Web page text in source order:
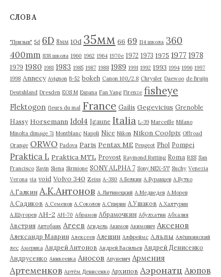
в
СЛОВА
"Призыв" 5d 6D 8мм 10d 35мм 66 69 114 школа 360
400mm 838 школа 1960 1962 1964 1970е 1972 1973 1975 1977 1978
1979 1980 1981 1983 1985 1987 1988 1989 1991 1992 1993 1994 1996 1997
1998 Annecy Avignon B-52 bokeh Canon 100/2.8 Chrysler Daewoo de Bruijn
Deutshland Dresden EOS M Espana Fan Yang Firenze fisheye
Flektogon fleurs du mal France Gailis Gegevicius Grenoble
Hassy Horsemann Idol4 Igaune Italia L-39 Marceille Milano
Minolta dimage 7i Montblanc Napoli Nice Nikon Nikon Coolpix Offroad
Orange ORWO Padova Paris Pentax ME Peugeot Phol Pompei
Praktica L Praktica MTL Provost Raymond Rutting Roma RSS San
Francisco Savin Siena Sirmione SONY ALPHA 7 Sony NEX-5T Suchy Venezia
Verona via void Volvo 340 Zeiss А-380 А.Белкин А.Буранцев А.Бутко
А.Галкин А.К.Антонов А.Литинецкий А.Медведев А.Морев
А.Садиков А.Семенов А.Соколов А.Спирин А.Ушаков А.Халтурин
А.Щугорев АН-2 АН-70 Абрамов Абрамочкин Абулхатин Абхазия
Австрия Автобанк Агеев Агидель Акимов Акимович Аксенов
Александр Маврин Алексеев Алешин Алфреймс Альпы Алёшкинский
лес Америка Андрей Антонов Андрей Васильев Андрей Денисенко
Андрусенко Аникеевка Аносов Апуневич Армения
Артеменков Артём Денисенко Архипов Аэронатц Аюпов